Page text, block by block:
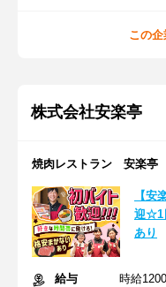
この
株式会社安楽亭
焼肉レストラン 安楽
【安
迎☆1
あり
給与
時給